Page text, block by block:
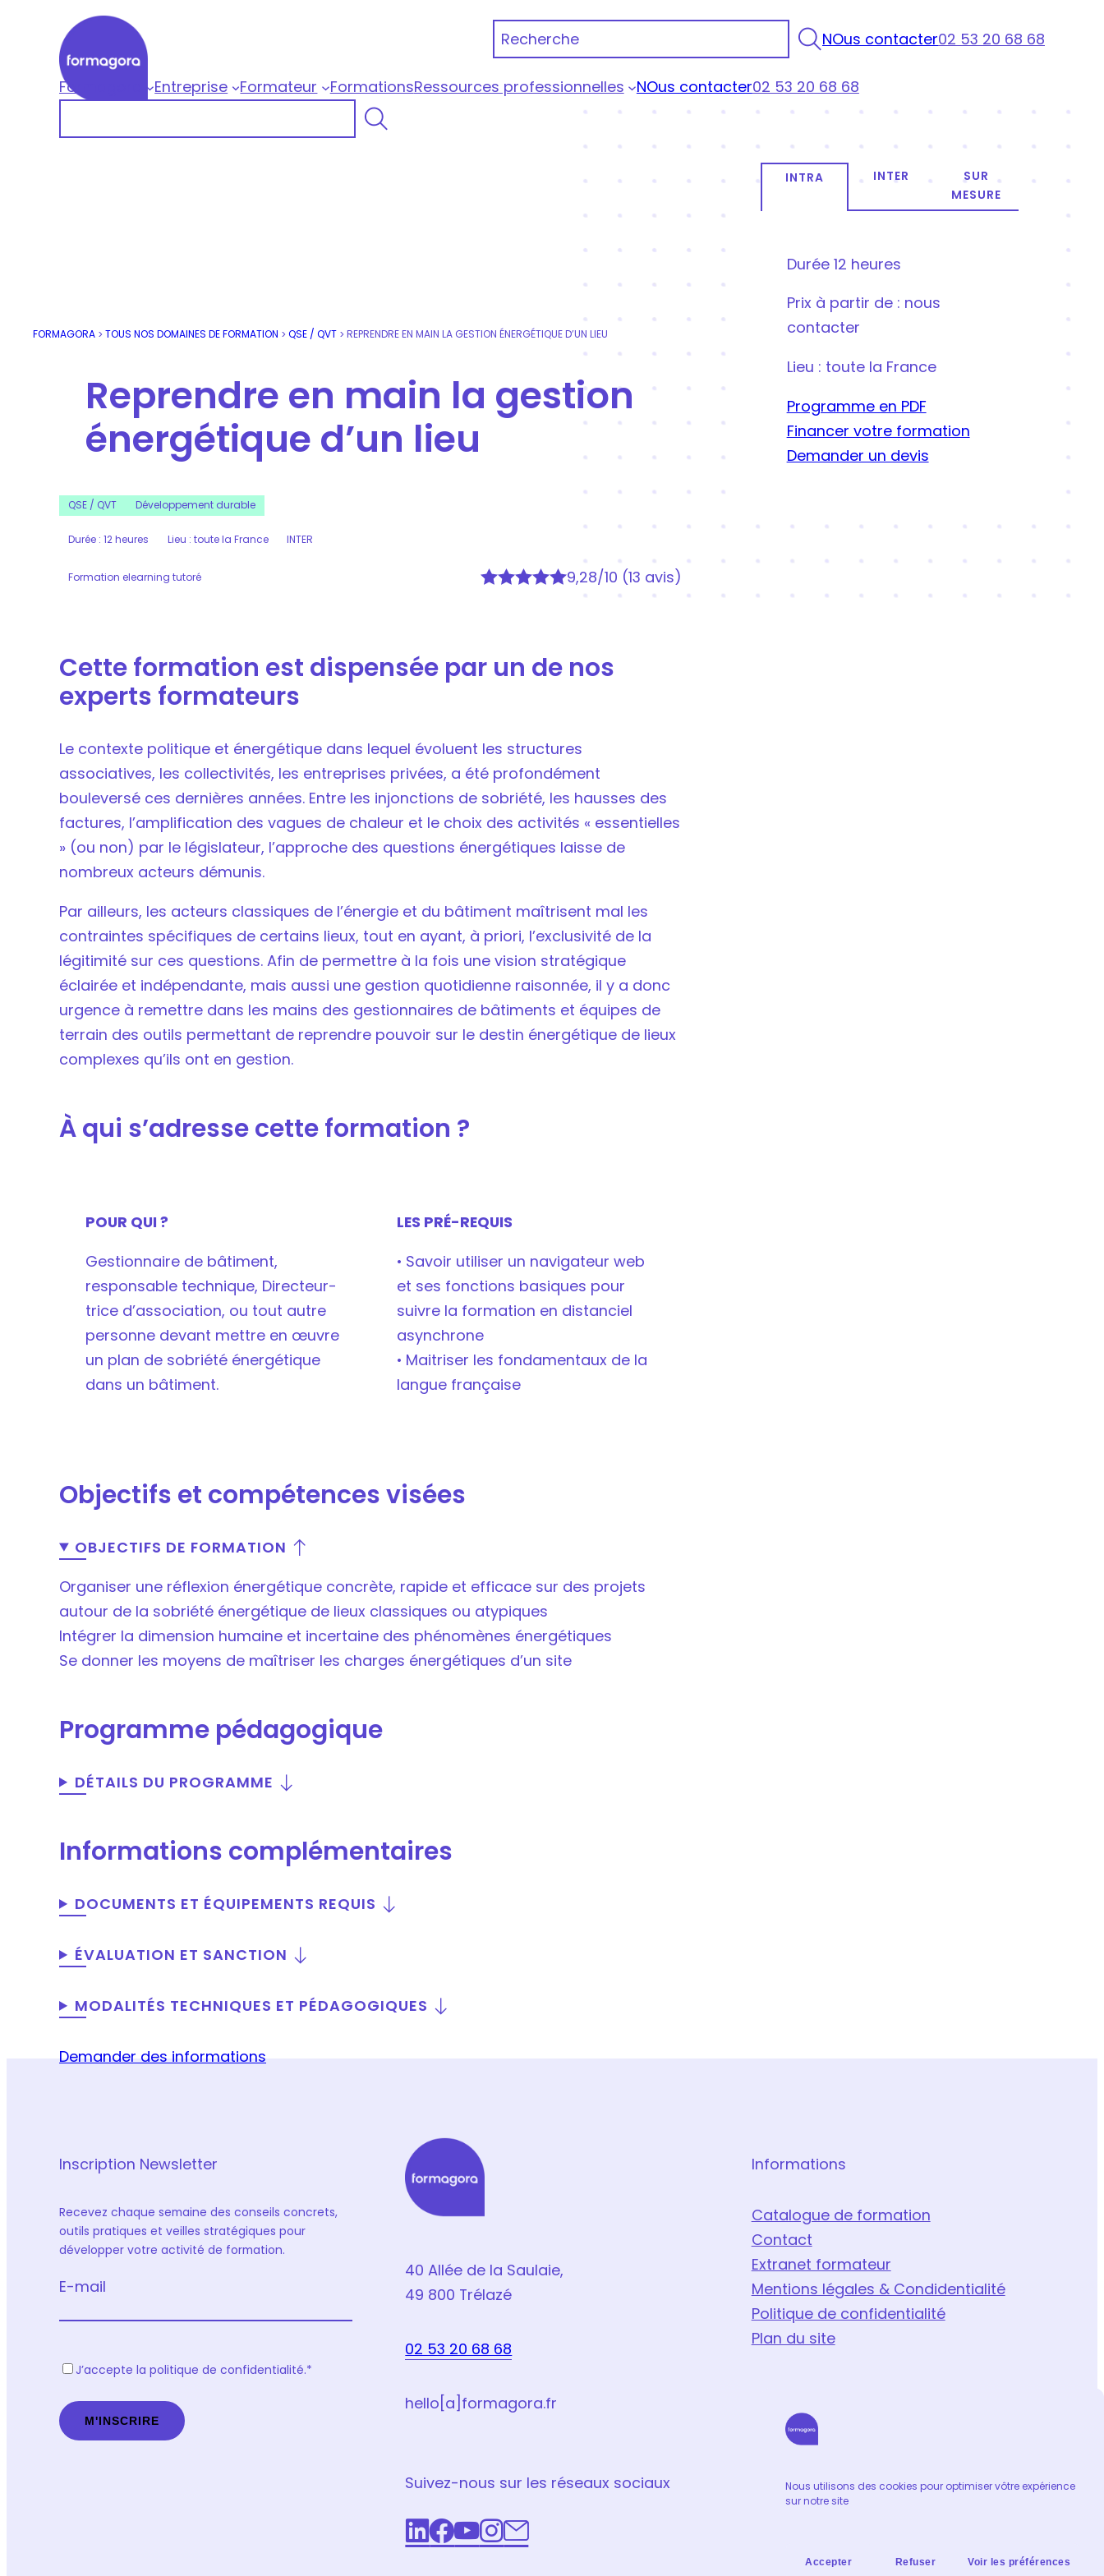
Nous utilisons des cookies pour optimiser vôtre expérience
sur notre site
Accepter Refuser Voir les préférences
contenu
Recherche NOus contacter02 53 20 68 68
Formagora
Formagora Entreprise Formateur FormationsRessources professionnelles NOus contacter02 53 20 68 68
FORMAGORA > TOUS NOS DOMAINES DE FORMATION > QSE / QVT > REPRENDRE EN MAIN LA GESTION ÉNERGÉTIQUE D’UN LIEU
Reprendre en main la gestion
énergétique d’un lieu
QSE / QVT Développement durable
Durée : 12 heures Lieu : toute la France INTER
Formation elearning tutoré 9,28/10 (13 avis)
Cette formation est dispensée par un de nos
experts formateurs
Le contexte politique et énergétique dans lequel évoluent les structures
associatives, les collectivités, les entreprises privées, a été profondément
bouleversé ces dernières années. Entre les injonctions de sobriété, les hausses des
factures, l’amplification des vagues de chaleur et le choix des activités « essentielles
» (ou non) par le législateur, l’approche des questions énergétiques laisse de
nombreux acteurs démunis.
Par ailleurs, les acteurs classiques de l’énergie et du bâtiment maîtrisent mal les
contraintes spécifiques de certains lieux, tout en ayant, à priori, l’exclusivité de la
légitimité sur ces questions. Afin de permettre à la fois une vision stratégique
éclairée et indépendante, mais aussi une gestion quotidienne raisonnée, il y a donc
urgence à remettre dans les mains des gestionnaires de bâtiments et équipes de
terrain des outils permettant de reprendre pouvoir sur le destin énergétique de lieux
complexes qu’ils ont en gestion.
À qui s’adresse cette formation ?
POUR QUI ?
Gestionnaire de bâtiment,
responsable technique, Directeur-
trice d’association, ou tout autre
personne devant mettre en œuvre
un plan de sobriété énergétique
dans un bâtiment.
LES PRÉ-REQUIS
• Savoir utiliser un navigateur web
et ses fonctions basiques pour
suivre la formation en distanciel
asynchrone
• Maitriser les fondamentaux de la
langue française
Objectifs et compétences visées
OBJECTIFS DE FORMATION
Organiser une réflexion énergétique concrète, rapide et efficace sur des projets
autour de la sobriété énergétique de lieux classiques ou atypiques
Intégrer la dimension humaine et incertaine des phénomènes énergétiques
Se donner les moyens de maîtriser les charges énergétiques d’un site
Programme pédagogique
DÉTAILS DU PROGRAMME
Informations complémentaires
DOCUMENTS ET ÉQUIPEMENTS REQUIS
ÉVALUATION ET SANCTION
MODALITÉS TECHNIQUES ET PÉDAGOGIQUES
Demander des informations
INTRA INTER
SUR
MESURE
Durée12 heures
Prix à partir de : nous
contacter
Lieu : toute la France
Programme en PDF
Financer votre formation
Demander un devis
Inscription Newsletter
Recevez chaque semaine des conseils concrets,
outils pratiques et veilles stratégiques pour
développer votre activité de formation.
E-mail
R
P
D
J’accepte la politique de confidentialité.*
40 Allée de la Saulaie,
49 800 Trélazé
02 53 20 68 68
hello[a]formagora.fr
Suivez-nous sur les réseaux sociaux
LinkedIn
Facebook
Youtube
Instagram
Email
Informations
Catalogue de formation
Contact
Extranet formateur
Mentions légales & Condidentialité
Politique de confidentialité
Plan du site